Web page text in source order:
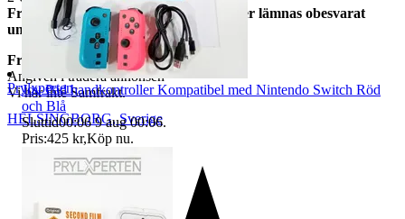
Frågor om vi har skickat varan kommer lämnas obesvarat
under leveranstid.
Frakt
Angiven i tradera annonsen
Vi har inte Samfrakt.
Prylxperten
HELSINGBORG,Sverige
Joy Pad handkontroller Kompatibel med Nintendo Switch Röd
och Blå
Sluttid00:06 9 aug 00:06.
Pris:425 kr,Köp nu.